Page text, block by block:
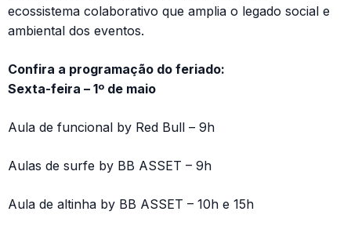
ecossistema colaborativo que amplia o legado social e
ambiental dos eventos.
Confira a programação do feriado:
Sexta-feira – 1º de maio
Aula de funcional by Red Bull – 9h
Aulas de surfe by BB ASSET – 9h
Aula de altinha by BB ASSET – 10h e 15h